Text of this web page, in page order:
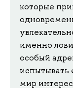
которые
именно
особый
мир